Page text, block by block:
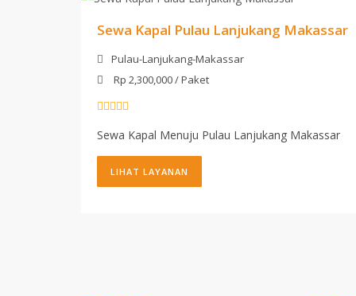
Sewa Kapal Pulau Lanjukang Makassar
Pulau-Lanjukang-Makassar
Rp 2,300,000 / Paket
Sewa Kapal Menuju Pulau Lanjukang Makassar
LIHAT LAYANAN